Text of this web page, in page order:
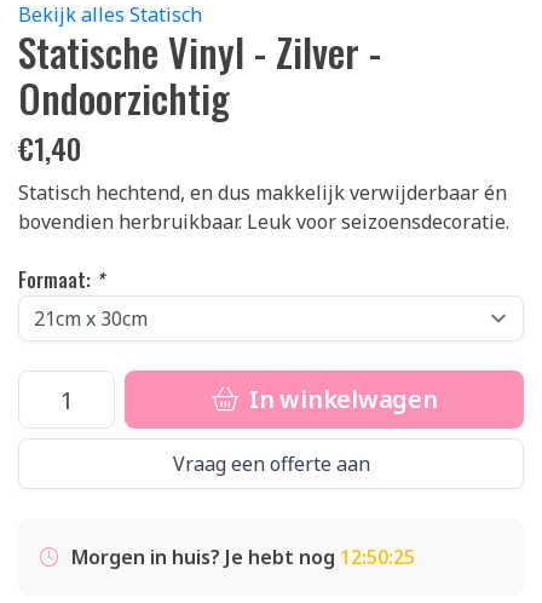
Bekijk alles Statisch
Statische Vinyl - Zilver -
Ondoorzichtig
€1,40
Statisch hechtend, en dus makkelijk verwijderbaar én
bovendien herbruikbaar. Leuk voor seizoensdecoratie.
Formaat: *
In winkelwagen
Vraag een offerte aan
Morgen in huis? Je hebt nog 12:50:24